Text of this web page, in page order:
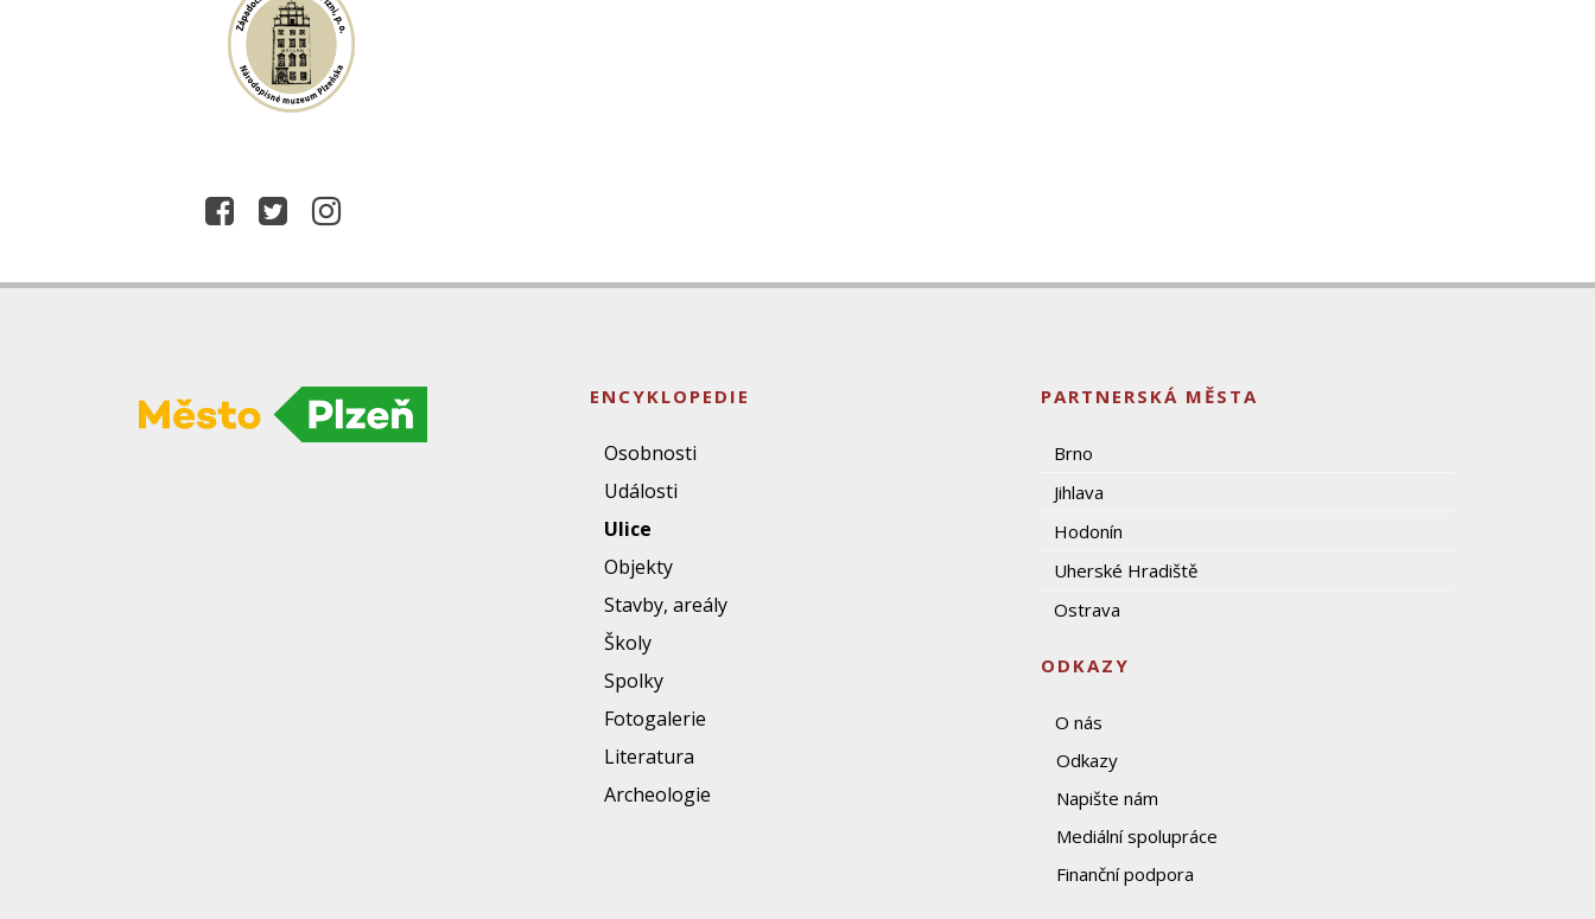
ENCYKLOPEDIE
Osobnosti
Události
Ulice
Objekty
Stavby, areály
Školy
Spolky
Fotogalerie
Literatura
Archeologie
PARTNERSKÁ MĚSTA
Brno
Jihlava
Hodonín
Uherské Hradiště
Ostrava
ODKAZY
O nás
Odkazy
Napište nám
Mediální spolupráce
Finanční podpora